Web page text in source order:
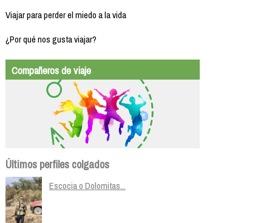
Viajar para perder el miedo a la vida
¿Por qué nos gusta viajar?
Compañeros de viaje
Últimos perfiles colgados
Escocia o Dolomitas...